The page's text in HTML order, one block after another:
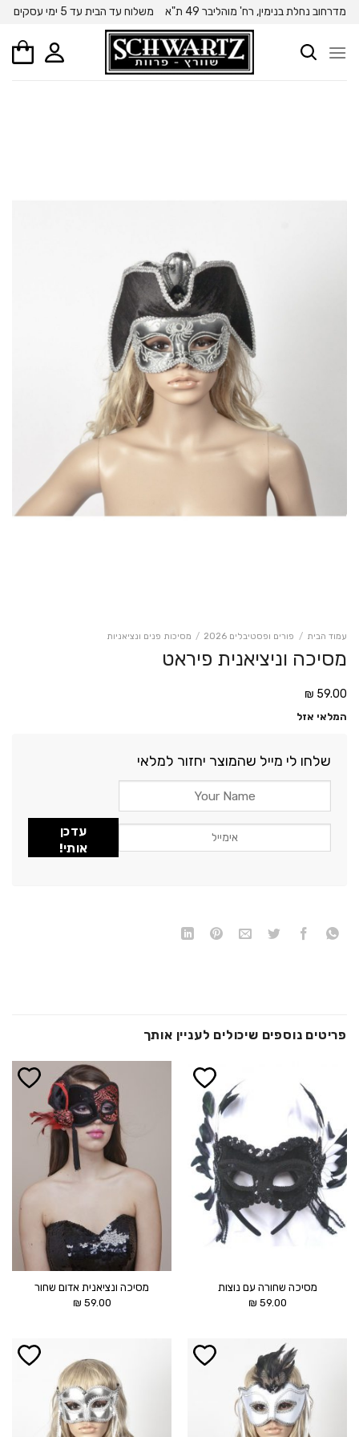
Skip
content
מדרחוב נחלת בנימין, רח' מוהליבר 49 ת"א משלוח עד הבית עד 5 ימי עסקים
עמוד הבית / פורים ופסטיבלים 2026 / מסיכות פנים ונציאניות
מסיכה וניציאנית פיראט
59.00
₪
המלאי אזל
שלחו לי מייל שהמוצר יחזור למלאי
עדכן
אותי!
פריטים נוספים שיכולים לעניין אותך
הוסף ל
WISHLIST
מסיכה שחורה עם נוצות
59.00
₪
הוסף ל
WISHLIST
מסיכה ונציאנית אדום שחור
59.00
₪
WISHLIST
WISHLIST